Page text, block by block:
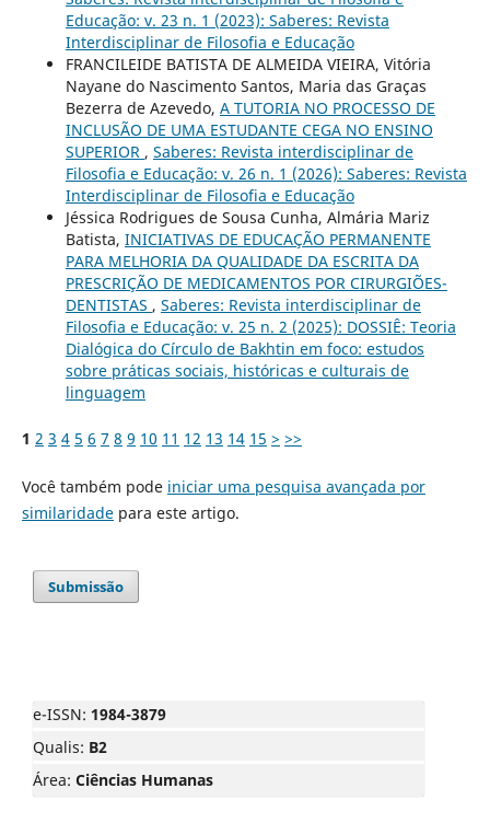
Educação: v. 23 n. 1 (2023): Saberes: Revista
Interdisciplinar de Filosofia e Educação
FRANCILEIDE BATISTA DE ALMEIDA VIEIRA, Vitória
Nayane do Nascimento Santos, Maria das Graças
Bezerra de Azevedo, A TUTORIA NO PROCESSO DE
INCLUSÃO DE UMA ESTUDANTE CEGA NO ENSINO
SUPERIOR , Saberes: Revista interdisciplinar de
Filosofia e Educação: v. 26 n. 1 (2026): Saberes: Revista
Interdisciplinar de Filosofia e Educação
Jéssica Rodrigues de Sousa Cunha, Almária Mariz
Batista, INICIATIVAS DE EDUCAÇÃO PERMANENTE
PARA MELHORIA DA QUALIDADE DA ESCRITA DA
PRESCRIÇÃO DE MEDICAMENTOS POR CIRURGIÕES-
DENTISTAS , Saberes: Revista interdisciplinar de
Filosofia e Educação: v. 25 n. 2 (2025): DOSSIÊ: Teoria
Dialógica do Círculo de Bakhtin em foco: estudos
sobre práticas sociais, históricas e culturais de
linguagem
1 2 3 4 5 6 7 8 9 10 11 12 13 14 15 > >>
Você também pode iniciar uma pesquisa avançada por
similaridadepara este artigo.
Submissão
e-ISSN: 1984-3879
Qualis: B2
Área: Ciências Humanas